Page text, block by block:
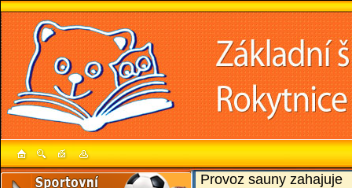
Provoz sauny zahajuje